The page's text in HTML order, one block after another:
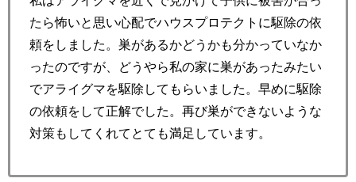
たら怖いと思い心配でハウスプロテクトに駆除の依
頼をしました。巣があるかどうかも分かっていなか
ったのですが、どうやら私の家に巣があったみたい
でアライグマを駆除してもらいました。早めに駆除
の依頼をして正解でした。再び巣ができないような
対策もしてくれてとても満足しています。